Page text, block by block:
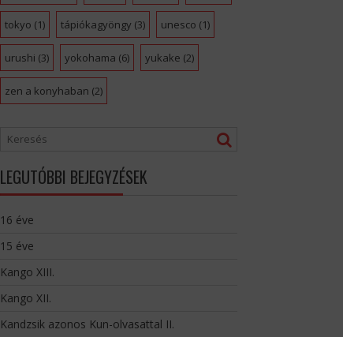
tokyo (1) tápiókagyöngy (3) unesco (1)
urushi (3) yokohama (6) yukake (2)
zen a konyhaban (2)
LEGUTÓBBI BEJEGYZÉSEK
16 éve
15 éve
Kango XIII.
Kango XII.
Kandzsik azonos Kun-olvasattal II.